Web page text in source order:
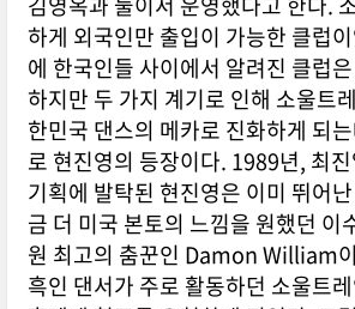
하게 외국인만 출입이 가능한 클럽
에 한국인들 사이에서 알려진 클럽
하지만 두 가지 계기로 인해 소울트
한민국 댄스의 메카로 진화하게 되
로 현진영의 등장이다. 1989년, 최
기획에 발탁된 현진영은 이미 뛰어
금 더 미국 본토의 느낌을 원했던 이
원 최고의 춤꾼인 Damon William
흑인 댄서가 주로 활동하던 소울트